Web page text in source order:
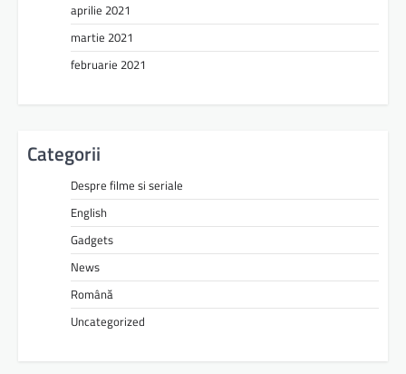
aprilie 2021
martie 2021
februarie 2021
Categorii
Despre filme si seriale
English
Gadgets
News
Română
Uncategorized